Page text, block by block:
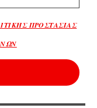
ΠΡΟΣΤΑΣΙΑΣ